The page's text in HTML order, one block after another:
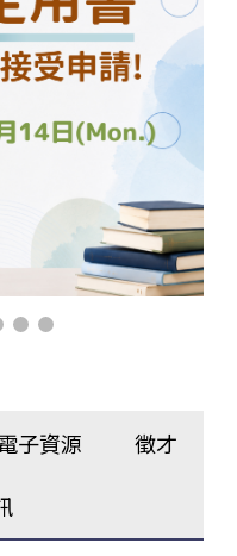
子資源 徵才